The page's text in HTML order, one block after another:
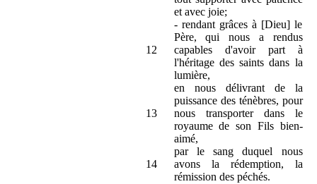
et avec joie;
12
- rendant grâces à [Dieu] le
Père, qui nous a rendus
capables d'avoir part à
l'héritage des saints dans la
lumière,
13
en nous délivrant de la
puissance des ténèbres, pour
nous transporter dans le
royaume de son Fils bien-
aimé,
14
par le sang duquel nous
avons la rédemption, la
rémission des péchés.